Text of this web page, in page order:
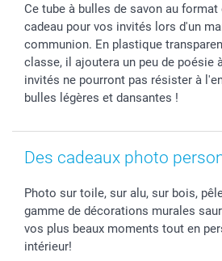
Stickers & Etiquettes
Chèque Cadeau
Affiliation
Investor Relations
B2B smartbusiness
Droit de rétractation
Confirmation ou communion
Mariage
Fête d'anniversaire
Collection naissance
Tous les évènements
Livraison en 48 heures
Modes de Paiement
Identifiez-vous
Plan du site
Statut de ma commande
smartbonus
Ce tube à bulles de savon au
cadeau pour vos invités lors d'un
communion. En plastique
classe, il ajoutera un peu de poésie
invités ne pourront pas résister à
bulles légères et dansantes !
Des cadeaux photo
Photo sur toile, sur alu, sur bois,
gamme de décorations murales
vos plus beaux moments tout en
intérieur!